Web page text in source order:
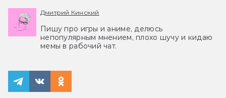
Дмитрий Кинский
Пишу про игры и аниме, делюсь
непопулярным мнением, плохо шучу и кидаю
мемы в рабочий чат.